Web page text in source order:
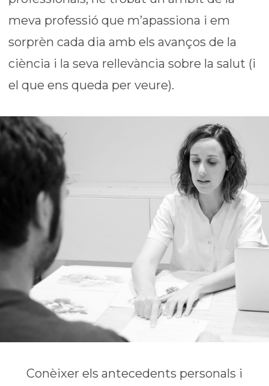
meva professió que m’apassiona i em
sorprèn cada dia amb els avanços de la
ciència i la seva rellevància sobre la salut (i
el que ens queda per veure).
Conèixer els antecedents personals i